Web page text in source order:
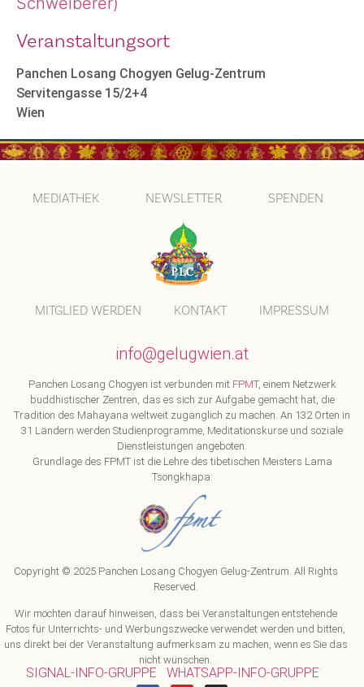
Veranstaltungsort
Panchen Losang Chogyen Gelug-Zentrum
Servitengasse 15/2+4
Wien
MEDIATHEK NEWSLETTER SPENDEN
MITGLIED WERDEN KONTAKT IMPRESSUM
info@gelugwien.at
Panchen Losang Chogyen ist verbunden mit FPMT, einem Netzwerk
buddhistischer Zentren, das es sich zur Aufgabe gemacht hat, die
Tradition des Mahayana weltweit zugänglich zu machen. An 132 Orten in
31 Ländern werden Studienprogramme, Meditationskurse und soziale
Dienstleistungen angeboten.
Grundlage des FPMT ist die Lehre des tibetischen Meisters Lama
Tsongkhapa:
Copyright © 2025 Panchen Losang Chogyen Gelug-Zentrum. All Rights
Reserved.
Wir möchten darauf hinweisen, dass bei Veranstaltungen entstehende
Fotos für Unterrichts- und Werbungszwecke verwendet werden und bitten,
uns direkt bei der Veranstaltung aufmerksam zu machen, wenn es Sie das
nicht wünschen.
SIGNAL-INFO-GRUPPE WHATSAPP-INFO-GRUPPE